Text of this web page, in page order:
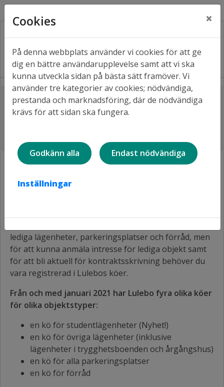
Lyssna
Hem 2020-12-28: Nyhet! Två lägenhetsköer
Lulebo
lediga lägenheter (även studentlägenheter och
lediga lägenheter, parkeringsplatser och förråd, men
för att kunna anmäla intresse för lediga objekt samt
för att bli aktuell för kontraktsskrivning behöver du
vara registrerad i Lulebos köer.
Från och med januari 2021 har Lulebo fyra olika köer
för olika objektstyper:
en kö för studentlägenheter (Nyhet!)
en kö för övriga lägenheter (inklusive
lägenheter i trygghetsboenden och årgångshus)
en kö för alla parkeringsplatser
en kö för förråd
Cookies ×
På denna webbplats använder vi cookies för att ge
dig en bättre användarupplevelse samt att vi ska
kunna utveckla sidan på bästa sätt framöver. Vi
använder tre kategorier av cookies; nödvändiga,
prestanda och marknadsföring, där de nödvändiga
krävs för att sidan ska fungera.
Godkänn alla Endast nödvändiga
Inställningar